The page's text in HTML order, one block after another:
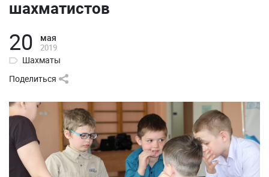
шахматистов
20 мая
2019
Шахматы
Поделиться